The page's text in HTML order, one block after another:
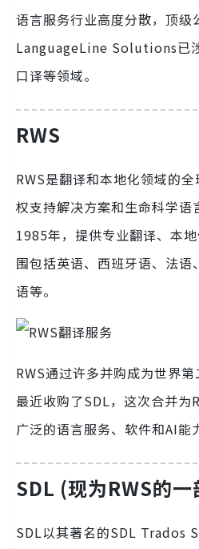
语言服务行业高度分散，顶级
LanguageLine Solutions已
口译等领域。
RWS
RWS是翻译和本地化领域的
权支持解决方案和生命科学语
1985年，提供专业翻译、本
围包括英语、西班牙语、法语
语等。
RWS通过许多并购成为世界第
最近收购了SDL，这次合并为
广泛的语言服务、软件和AI能
SDL (现为RWS的一
SDL以其著名的SDL Trados